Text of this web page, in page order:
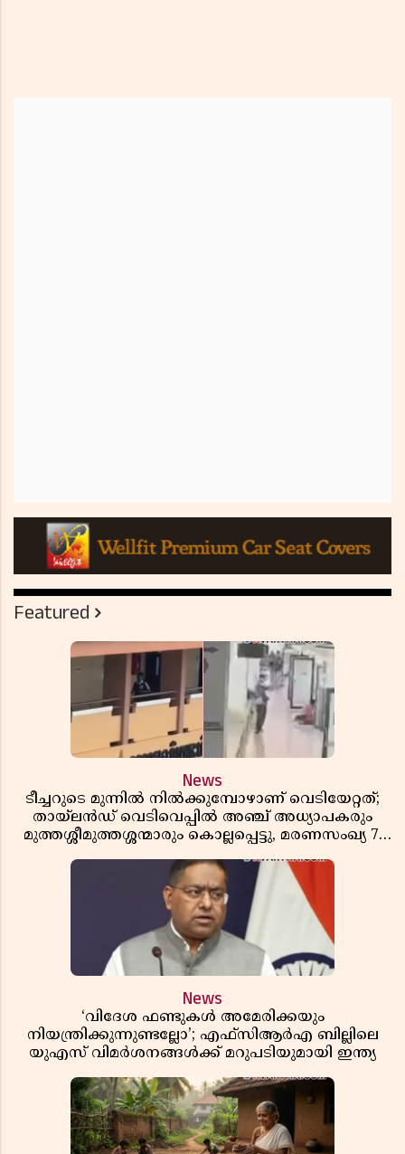
Featured
News
ടീച്ചറുടെ മുന്നിൽ നിൽക്കുമ്പോഴാണ് വെടിയേറ്റത്;
തായ്‌ലൻഡ് വെടിവെപ്പിൽ അഞ്ച് അധ്യാപകരും
മുത്തശ്ശീമുത്തശ്ശന്മാരും കൊല്ലപ്പെട്ടു, മരണസംഖ്യ 7;
News
‘വിദേശ ഫണ്ടുകൾ അമേരിക്കയും
നിയന്ത്രിക്കുന്നുണ്ടല്ലോ’; എഫ്സിആർഎ ബില്ലിലെ
യുഎസ് വിമർശനങ്ങൾക്ക് മറുപടിയുമായി ഇന്ത്യ